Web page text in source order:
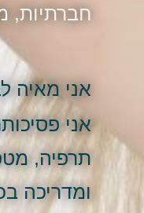
חברתיות,
אני מאיה
אני
ומדריכה